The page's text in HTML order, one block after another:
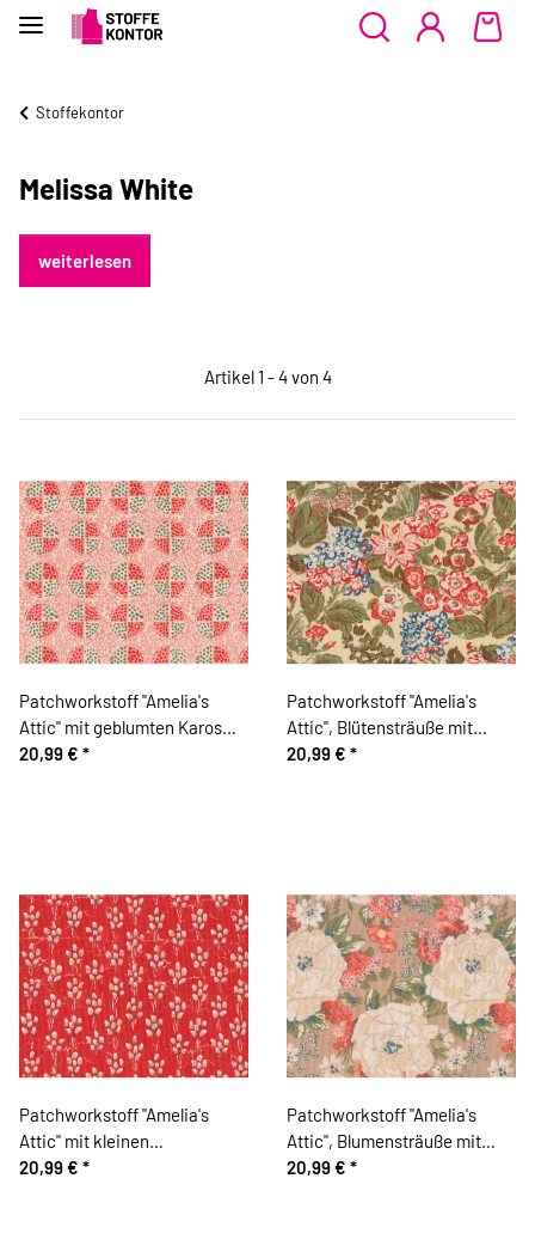
Stoffekontor
Melissa White
weiterlesen
Artikel 1 - 4 von 4
Patchworkstoff "Amelia's
Attic" mit geblumten Karos
und gepunkteten Kreisen,
20,99 € *
Patchworkstoff "Amelia's
Attic", Blütensträuße mit
Blättern, helles olive-hellrot
20,99 € *
Patchworkstoff "Amelia's
Attic" mit kleinen
Tupfenblüten, gedecktes rot-
20,99 € *
Patchworkstoff "Amelia's
Attic", Blumensträuße mit
Marmoreffekt, helles beige-
20,99 € *